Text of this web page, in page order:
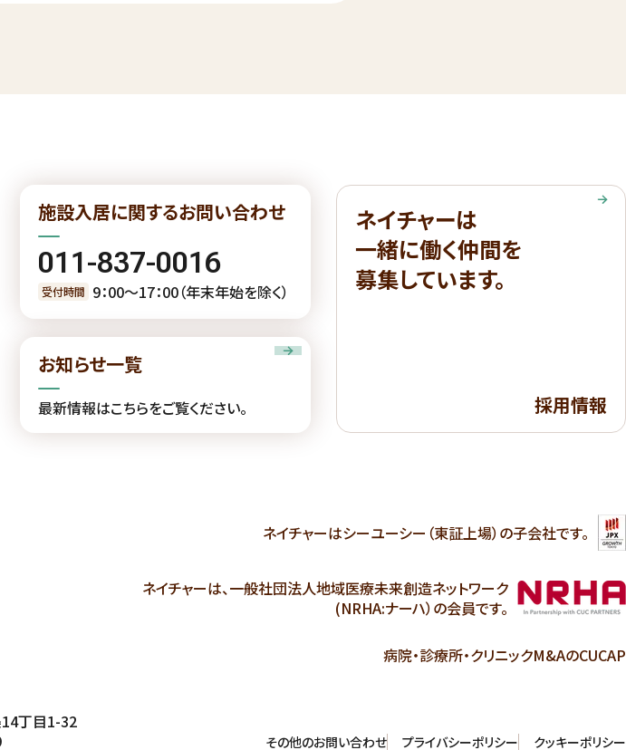
施設入居に関するお問い合わせ
011-837-0016
受付時間 9：00〜17：00（年末年始を除く）
お知らせ一覧
最新情報はこちらをご覧ください。
ネイチャーは
一緒に働く仲間を
募集しています。
採用情報
ネイチャーはシーユーシー（東証上場）の子会社です。
ネイチャーは、一般社団法人地域医療未来創造ネットワーク
(NRHA:ナーハ）の会員です。
病院・診療所・クリニックM&AのCUCAP
その他のお問い合わせ プライバシーポリシー クッキーポリシー
丁目1-32